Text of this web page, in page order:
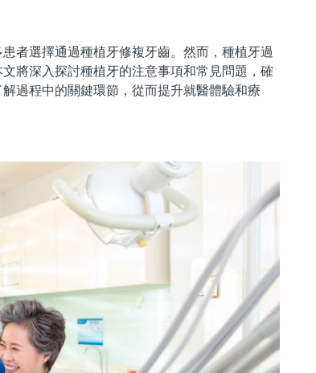
選擇通過種植牙修複牙齒。然而，種植牙過
將深入探討種植牙的注意事項和常見問題，確
過程中的關鍵環節，從而提升就醫體驗和療